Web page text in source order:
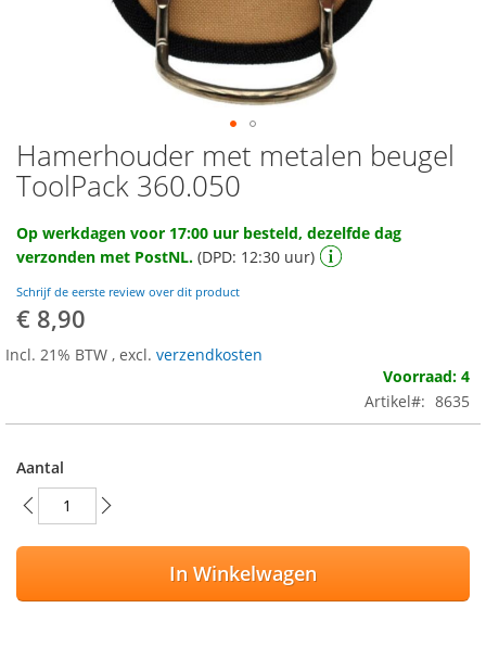
Ga
naar
het
van
de
gallerij
Hamerhouder met metalen beugel
ToolPack 360.050
Op werkdagen voor 17:00 uur besteld, dezelfde dag
verzonden met PostNL. (DPD: 12:30 uur)
Schrijf de eerste review over dit product
€ 8,90
Incl. 21% BTW , excl. verzendkosten
Voorraad: 4
Artikel
8635
Aantal
In Winkelwagen